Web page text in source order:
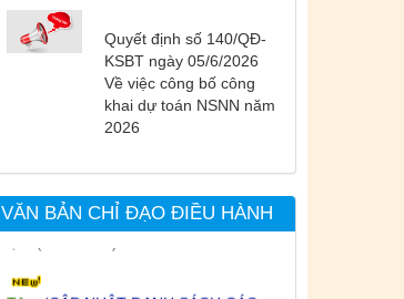
Quyết định số 140/QĐ-
KSBT ngày 05/6/2026
Về việc công bố công
khai dự toán NSNN năm
2026
VĂN BẢN CHỈ ĐẠO ĐIỀU HÀNH
lực: (26/07/2021)
(CẬP NHẬT DANH SÁCH CÁC
ĐỊA ĐIỂM NGUY CƠ CẦN KHAI BÁO
Y TẾ THEO THÔNG BÁO KHẨN CỦA
Y TẾ THEO THÔNG BÁO KHẨN CỦA